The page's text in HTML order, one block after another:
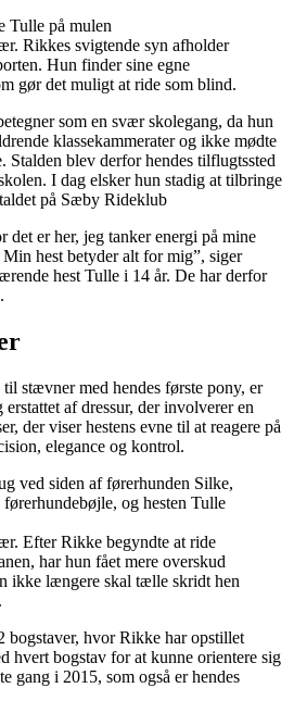
Rikkes svigtende syn afholder
Hun finder sine egne
gør det muligt at ride som blind.
som en svær skolegang, da hun
klassekammerater og ikke mødte
Stalden blev derfor hendes tilflugtssted
I dag elsker hun stadig at tilbringe
på Sæby Rideklub
det er her, jeg tanker energi på mine
hest betyder alt for mig”, siger
hest Tulle i 14 år. De har derfor
stævner med hendes første pony, er
af dressur, der involverer en
der viser hestens evne til at reagere på
elegance og kontrol.
Efter Rikke begyndte at ride
har hun fået mere overskud
ikke længere skal tælle skridt hen
bogstaver, hvor Rikke har opstillet
hvert bogstav for at kunne orientere sig
gang i 2015, som også er hendes